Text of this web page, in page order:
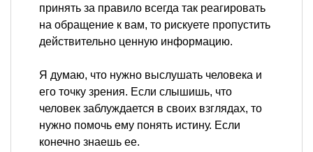
принять за правило всегда так реагировать
на обращение к вам, то рискуете пропустить
действительно ценную информацию.
Я думаю, что нужно выслушать человека и
его точку зрения. Если слышишь, что
человек заблуждается в своих взглядах, то
нужно помочь ему понять истину. Если
конечно знаешь ее.